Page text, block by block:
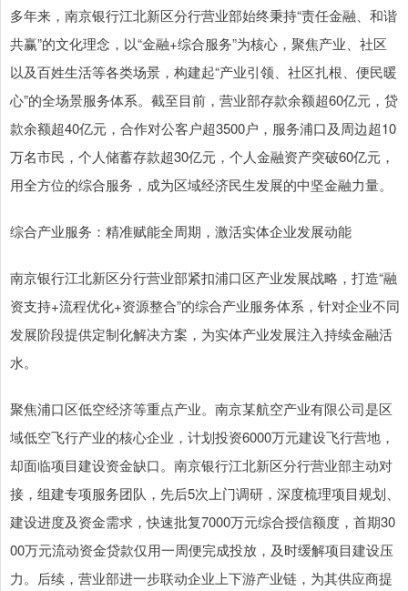
多年来，南京银行江北新区分行营业部始终秉持“责任金融、和谐
共赢”的文化理念，以“金融+综合服务”为核心，聚焦产业、社区
以及百姓生活等各类场景，构建起“产业引领、社区扎根、便民暖
心”的全场景服务体系。截至目前，营业部存款余额超60亿元，贷
款余额超40亿元，合作对公客户超3500户，服务浦口及周边超10
万名市民，个人储蓄存款超30亿元，个人金融资产突破60亿元，
用全方位的综合服务，成为区域经济民生发展的中坚金融力量。
综合产业服务：精准赋能全周期，激活实体企业发展动能
南京银行江北新区分行营业部紧扣浦口区产业发展战略，打造“融
资支持+流程优化+资源整合”的综合产业服务体系，针对企业不同
发展阶段提供定制化解决方案，为实体产业发展注入持续金融活
水。
聚焦浦口区低空经济等重点产业。南京某航空产业有限公司是区
域低空飞行产业的核心企业，计划投资6000万元建设飞行营地，
却面临项目建设资金缺口。南京银行江北新区分行营业部主动对
接，组建专项服务团队，先后5次上门调研，深度梳理项目规划、
建设进度及资金需求，快速批复7000万元综合授信额度，首期30
00万元流动资金贷款仅用一周便完成投放，及时缓解项目建设压
力。后续，营业部进一步联动企业上下游产业链，为其供应商提